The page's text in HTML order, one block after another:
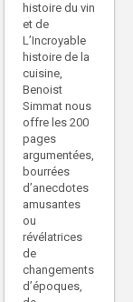
histoire du vin
et de
L’Incroyable
histoire de la
cuisine,
Benoist
Simmat nous
offre les 200
pages
argumentées,
bourrées
d’anecdotes
amusantes
ou
révélatrices
de
changements
d’époques,